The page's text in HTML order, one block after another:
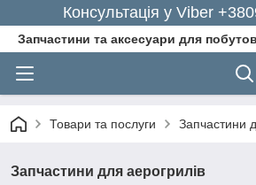
Консультація у Viber
Запчастини та аксесуари для
Товари та послуги Запчастини
Запчастини для аерогрилів